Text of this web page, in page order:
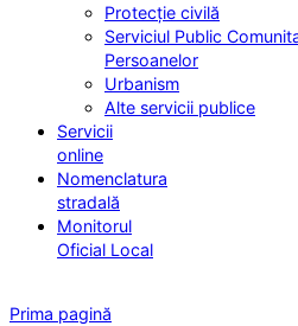
Protecție civilă
Serviciul Public
Persoanelor
Urbanism
Alte servicii publice
Servicii
online
Nomenclatura
stradală
Monitorul
Oficial Local
Prima pagină